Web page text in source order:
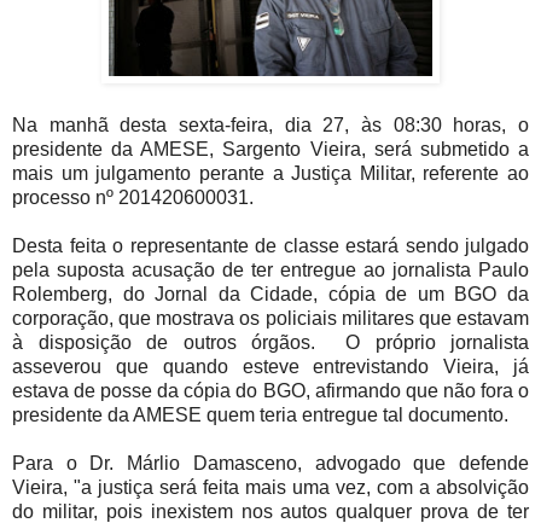
Na manhã desta sexta-feira, dia 27, às 08:30 horas, o
presidente da AMESE, Sargento Vieira, será submetido a
mais um julgamento perante a Justiça Militar, referente ao
processo nº 201420600031.
Desta feita o representante de classe estará sendo julgado
pela suposta acusação de ter entregue ao jornalista Paulo
Rolemberg, do Jornal da Cidade, cópia de um BGO da
corporação, que mostrava os policiais militares que estavam
à disposição de outros órgãos. O próprio jornalista
asseverou que quando esteve entrevistando Vieira, já
estava de posse da cópia do BGO, afirmando que não fora o
presidente da AMESE quem teria entregue tal documento.
Para o Dr. Márlio Damasceno, advogado que defende
Vieira, "a justiça será feita mais uma vez, com a absolvição
do militar, pois inexistem nos autos qualquer prova de ter